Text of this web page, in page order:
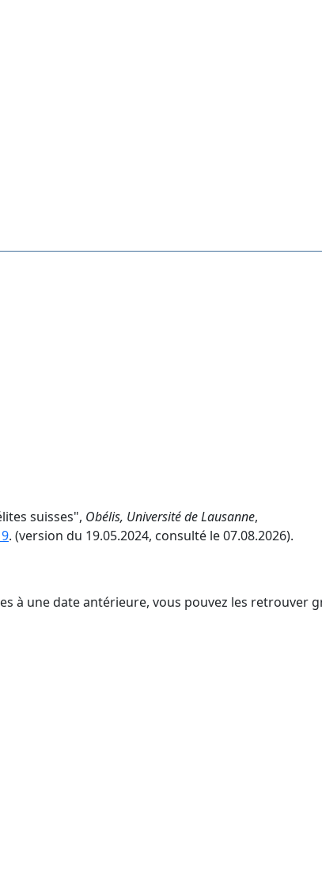
suisses", Obélis, Université de Lausanne,
. (version du 19.05.2024, consulté le 07.08.2026).
à une date antérieure, vous pouvez les retrouver